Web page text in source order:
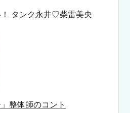
タンク永井♡柴雷美央
整体師のコント